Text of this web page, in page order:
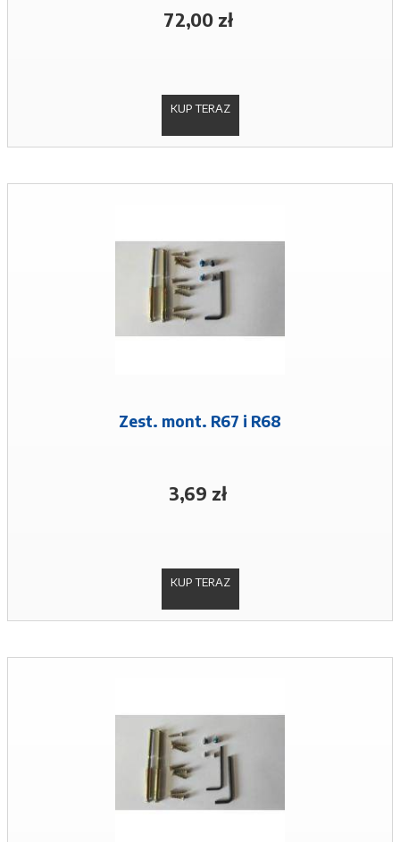
72,00 zł
KUP TERAZ
Zest. mont. R67 i R68
3,69 zł
KUP TERAZ